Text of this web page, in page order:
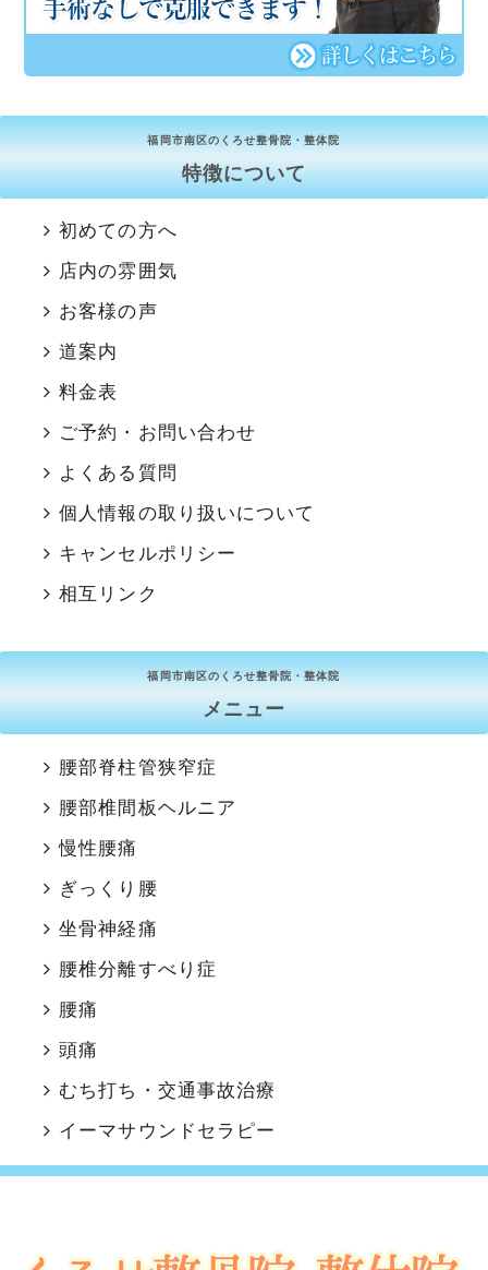
福岡市南区のくろせ整骨院・整体院
特徴について
初めての方へ
店内の雰囲気
お客様の声
道案内
料金表
ご予約・お問い合わせ
よくある質問
個人情報の取り扱いについて
キャンセルポリシー
相互リンク
福岡市南区のくろせ整骨院・整体院
メニュー
腰部脊柱管狭窄症
腰部椎間板ヘルニア
慢性腰痛
ぎっくり腰
坐骨神経痛
腰椎分離すべり症
腰痛
頭痛
むち打ち・交通事故治療
イーマサウンドセラピー